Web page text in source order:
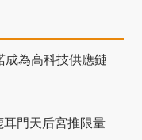
成為高科技供應鏈
耳門天后宮推限量